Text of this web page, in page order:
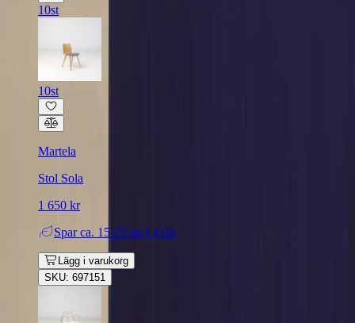
10st
10st
Martela
Stol Sola
1 650 kr
Spar ca. 15-25 kg CO2e
Lägg i varukorg
SKU: 697151